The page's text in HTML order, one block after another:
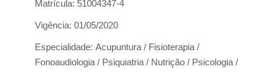
Matrícula: 51004347-4
Vigência: 01/05/2020
Especialidade: Acupuntura / Fisioterapia /
Fonoaudiologia / Psiquiatria / Nutrição / Psicologia /